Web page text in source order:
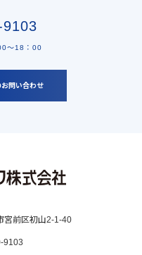
〜18：00
問い合わせ
宮前区初山2-1-40
9103